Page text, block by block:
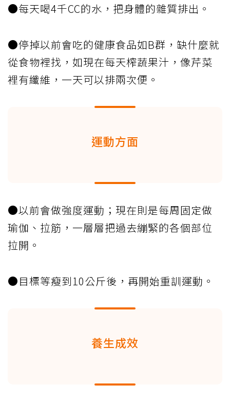
●每天喝4千CC的水，把身體的雜質排出。
●停掉以前會吃的健康食品如B群，缺什麼就
從食物裡找，如現在每天榨蔬果汁，像芹菜
裡有纖維，一天可以排兩次便。
運動方面
●以前會做強度運動；現在則是每周固定做
瑜伽、拉筋，一層層把過去繃緊的各個部位
拉開。
●目標等瘦到10公斤後，再開始重訓運動。
養生成效